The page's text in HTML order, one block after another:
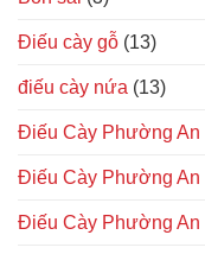
Điếu cày gỗ (13)
điếu cày nứa (13)
Điếu Cày Phường An
Điếu Cày Phường An
Điếu Cày Phường An